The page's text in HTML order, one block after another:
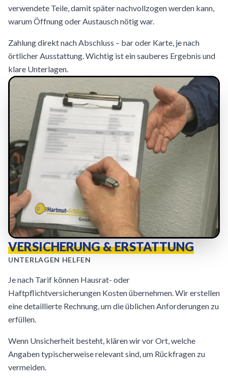
verwendete Teile, damit später nachvollzogen werden kann,
warum Öffnung oder Austausch nötig war.
Zahlung direkt nach Abschluss – bar oder Karte, je nach
örtlicher Ausstattung. Wichtig ist ein sauberes Ergebnis und
klare Unterlagen.
VERSICHERUNG & ERSTATTUNG
UNTERLAGEN HELFEN
Je nach Tarif können Hausrat- oder
Haftpflichtversicherungen Kosten übernehmen. Wir erstellen
eine detaillierte Rechnung, um die üblichen Anforderungen zu
erfüllen.
Wenn Unsicherheit besteht, klären wir vor Ort, welche
Angaben typischerweise relevant sind, um Rückfragen zu
vermeiden.